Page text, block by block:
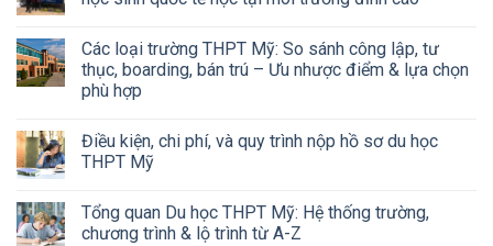
Các loại trường THPT Mỹ: So sánh công lập, tư
thục, boarding, bán trú – Ưu nhược điểm & lựa chọn
phù hợp
Điều kiện, chi phí, và quy trình nộp hồ sơ du học
THPT Mỹ
Tổng quan Du học THPT Mỹ: Hệ thống trường,
chương trình & lộ trình từ A-Z